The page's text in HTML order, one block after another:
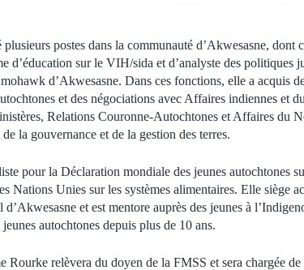
postes dans la communauté d’Akwesasne, dont
d’éducation sur le VIH/sida et d’analyste des politiques
d’Akwesasne. Dans ces fonctions, elle a acquis
et des négociations avec Affaires indiennes et
Relations Couronne-Autochtones et Affaires du
la gouvernance et de la gestion des terres.
pour la Déclaration mondiale des jeunes autochtones
Nations Unies sur les systèmes alimentaires. Elle siège
et est mentore auprès des jeunes à
autochtones depuis plus de 10 ans.
Rourke relèvera du doyen de la FMSS et sera chargée